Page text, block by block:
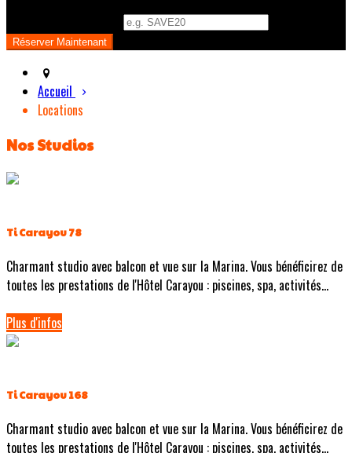
Accueil
Locations
Nos Studios
Ti Carayou 78
Charmant studio avec balcon et vue sur la Marina. Vous bénéficirez de
toutes les prestations de l'Hôtel Carayou : piscines, spa, activités...
Plus d'infos
Ti Carayou 168
Charmant studio avec balcon et vue sur la Marina. Vous bénéficirez de
toutes les prestations de l'Hôtel Carayou : piscines, spa, activités...